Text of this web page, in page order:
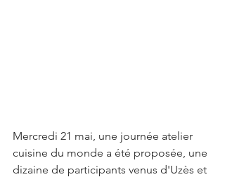
Mercredi 21 mai, une journée atelier
cuisine du monde a été proposée, une
dizaine de participants venus d'Uzès et